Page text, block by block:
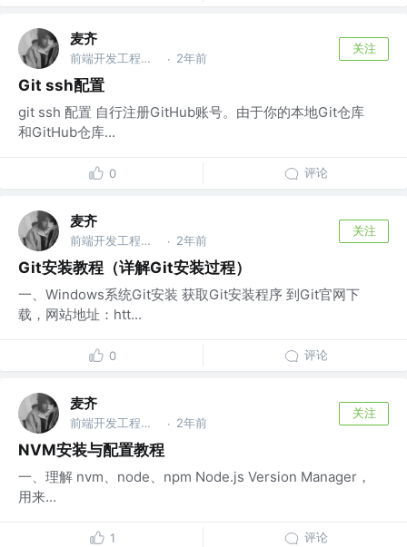
麦齐
前端开发工程师 @newhope group · 2年前
关注
Git ssh配置
git ssh 配置 自行注册GitHub账号。由于你的本地Git仓库
和GitHub仓库...
0 评论
麦齐
前端开发工程师 @newhope group · 2年前
关注
Git安装教程（详解Git安装过程）
一、Windows系统Git安装 获取Git安装程序 到Git官网下
载，网站地址：htt...
0 评论
麦齐
前端开发工程师 @newhope group · 2年前
关注
NVM安装与配置教程
一、理解 nvm、node、npm Node.js Version Manager，
用来...
1 评论